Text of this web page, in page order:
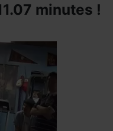
minutes !